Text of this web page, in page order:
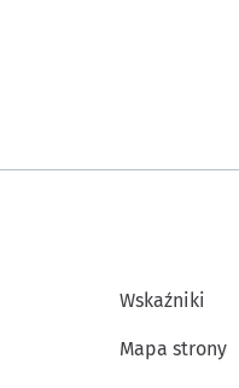
Wskaźniki
Mapa strony